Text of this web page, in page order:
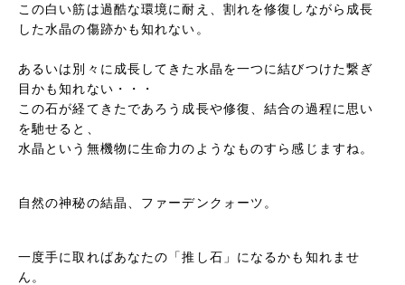
この白い筋は過酷な環境に耐え、割れを修復しながら成長
した水晶の傷跡かも知れない。
あるいは別々に成長してきた水晶を一つに結びつけた繋ぎ
目かも知れない・・・
この石が経てきたであろう成長や修復、結合の過程に思い
を馳せると、
水晶という無機物に生命力のようなものすら感じますね。
自然の神秘の結晶、ファーデンクォーツ。
一度手に取ればあなたの「推し石」になるかも知れませ
ん。